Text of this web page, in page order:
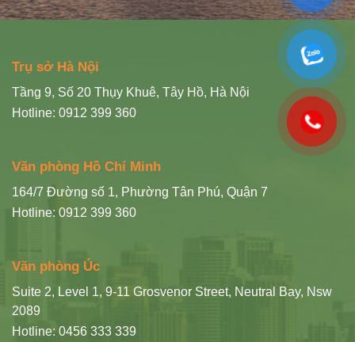
Trụ sở Hà Nội
Tầng 9, Số 20 Thụy Khuê, Tây Hồ, Hà Nội
Hotline: 0912 399 360
Văn phòng Hồ Chí Minh
164/7 Đường số 1, Phường Tân Phú, Quận 7
Hotline: 0912 399 360
Văn phòng Úc
Suite 2, Level 1, 9-11 Grosvenor Street, Neutral Bay, Nsw
2089
Hotline: 0456 333 339